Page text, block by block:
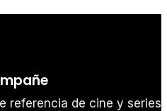
referencia de cine y series.